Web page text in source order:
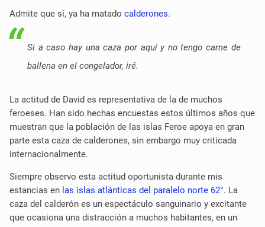
Admite que sí, ya ha matadocalderones.
Si a caso hay una caza por aquí y no tengo carne de
ballena en el congelador, iré.
La actitud de David es representativa de la de muchos
feroeses. Han sido hechas encuestas estos últimos años que
muestran que la población de las islas Feroe apoya en gran
parte esta caza de calderones, sin embargo muy criticada
internacionalmente.
Siempre observo esta actitud oportunista durante mis
estancias en las islas atlánticas del paralelo norte 62°. La
caza del calderón es un espectáculo sanguinario y excitante
que ocasiona una distracción a muchos habitantes, en un